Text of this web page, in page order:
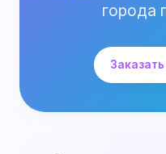
города